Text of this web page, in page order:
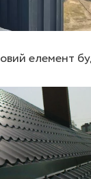
елемент